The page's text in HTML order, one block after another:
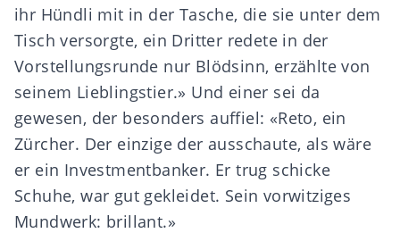
ihr Hündli mit in der Tasche, die sie unter dem
Tisch versorgte, ein Dritter redete in der
Vorstellungsrunde nur Blödsinn, erzählte von
seinem Lieblingstier.» Und einer sei da
gewesen, der besonders auffiel: «Reto, ein
Zürcher. Der einzige der ausschaute, als wäre
er ein Investmentbanker. Er trug schicke
Schuhe, war gut gekleidet. Sein vorwitziges
Mundwerk: brillant.»